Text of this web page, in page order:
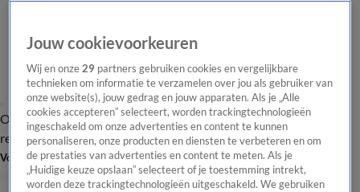
Overzicht Laatste nieuws Regionieuws Het beste van Hart
Tip de
redactie
Volg Hart van Nederland
Jouw cookievoorkeuren
Wij en onze29 partners gebruiken cookies en vergelijkbare
technieken om informatie te verzamelen over jou als gebruiker van
onze website(s), jouw gedrag en jouw apparaten. Als je „Alle
cookies accepteren” selecteert, worden trackingtechnologieën
ingeschakeld om onze advertenties en content te kunnen
personaliseren, onze producten en diensten te verbeteren en om
de prestaties van advertenties en content te meten. Als je
„Huidige keuze opslaan” selecteert of je toestemming intrekt,
worden deze trackingtechnologieën uitgeschakeld. We gebruiken